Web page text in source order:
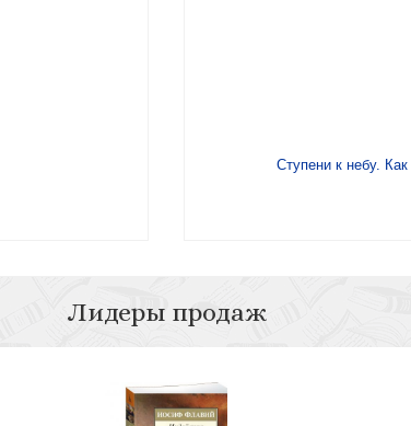
Ступени к небу.
Лидеры продаж